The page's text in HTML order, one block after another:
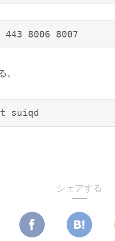
8006 8007
。
suiqd
シェアする